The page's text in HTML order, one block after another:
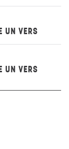
UN VERS
UN VERS